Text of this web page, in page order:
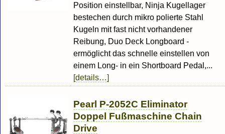
Position einstellbar, Ninja Kugellager
bestechen durch mikro polierte Stahl
Kugeln mit fast nicht vorhandener
Reibung, Duo Deck Longboard -
ermöglicht das schnelle einstellen von
einem Long- in ein Shortboard Pedal,...
[details…]
Pearl P-2052C Eliminator
Doppel Fußmaschine Chain
Drive